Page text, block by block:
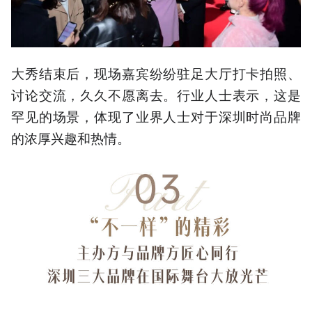
大秀结束后，现场嘉宾纷纷驻足大厅打卡拍照、
讨论交流，久久不愿离去。行业人士表示，这是
罕见的场景，体现了业界人士对于深圳时尚品牌
的浓厚兴趣和热情。